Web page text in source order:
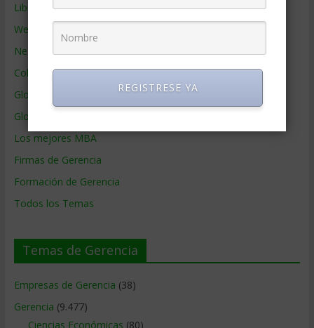
Libros de Gerencia
Webs de Gerencia
Negocios por País
Colaboradores de Gerencia
Glosario
Glosario Inglés – Español
Los mejores MBA
Firmas de Gerencia
Formación de Gerencia
Todos los Temas
Temas de Gerencia
Empresas de Gerencia (38)
Gerencia (9.477)
Ciencias Económicas (80)
REGISTRESE YA